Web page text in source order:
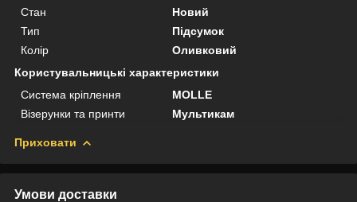
Стан
Новий
Тип
Підсумок
Колір
Оливковий
Користувальницькі характеристики
Система кріплення
MOLLE
Візерунки та принти
Мультикам
Приховати
Умови доставки